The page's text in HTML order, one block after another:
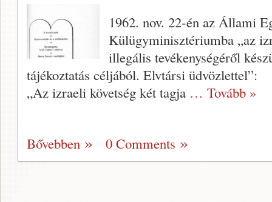
1962. nov. 22-én az Állami
Külügymi­nisztériumba „az
illegális tevékeny­ségéről
tájékoztatás céljából. Elvtár­si üdvözlettel”:
„Az izraeli követség két tagja … Tovább »
Bővebben 0 Comments